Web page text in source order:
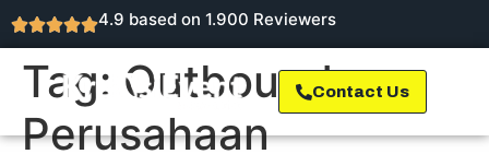
4.9 based on 1.900 Reviewers
Contact Us
Tag: Outbound
Perusahaan